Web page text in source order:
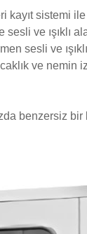
kayıt sistemi
ve ışıklı
sesli ve
ve
benzersiz